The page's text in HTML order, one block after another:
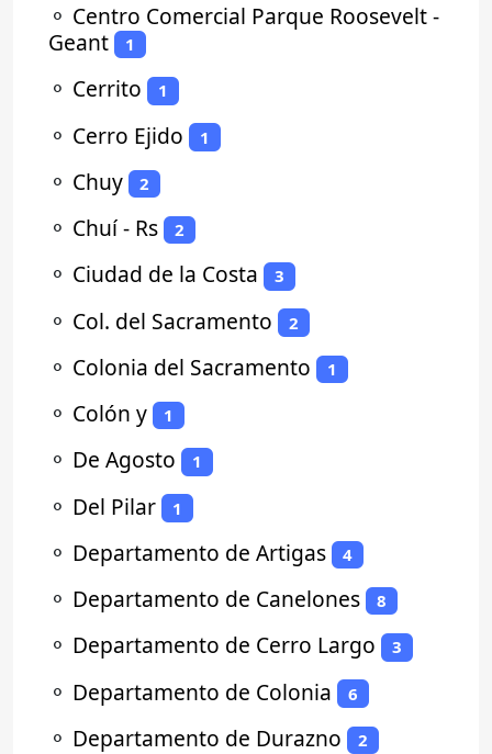
⚬ Centro Comercial Parque Roosevelt -
Geant
1
⚬ Cerrito 1
⚬ Cerro Ejido 1
⚬ Chuy 2
⚬ Chuí - Rs 2
⚬ Ciudad de la Costa 3
⚬ Col. del Sacramento 2
⚬ Colonia del Sacramento 1
⚬ Colón y 1
⚬ De Agosto 1
⚬ Del Pilar 1
⚬ Departamento de Artigas 4
⚬ Departamento de Canelones 8
⚬ Departamento de Cerro Largo 3
⚬ Departamento de Colonia 6
⚬ Departamento de Durazno 2